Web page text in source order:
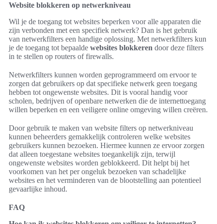
Website blokkeren op netwerkniveau
Wil je de toegang tot websites beperken voor alle apparaten die
zijn verbonden met een specifiek netwerk? Dan is het gebruik
van netwerkfilters een handige oplossing. Met netwerkfilters kun
je de toegang tot bepaalde websites blokkeren door deze filters
in te stellen op routers of firewalls.
Netwerkfilters kunnen worden geprogrammeerd om ervoor te
zorgen dat gebruikers op dat specifieke netwerk geen toegang
hebben tot ongewenste websites. Dit is vooral handig voor
scholen, bedrijven of openbare netwerken die de internettoegang
willen beperken en een veiligere online omgeving willen creëren.
Door gebruik te maken van website filters op netwerkniveau
kunnen beheerders gemakkelijk controleren welke websites
gebruikers kunnen bezoeken. Hiermee kunnen ze ervoor zorgen
dat alleen toegestane websites toegankelijk zijn, terwijl
ongewenste websites worden geblokkeerd. Dit helpt bij het
voorkomen van het per ongeluk bezoeken van schadelijke
websites en het verminderen van de blootstelling aan potentieel
gevaarlijke inhoud.
FAQ